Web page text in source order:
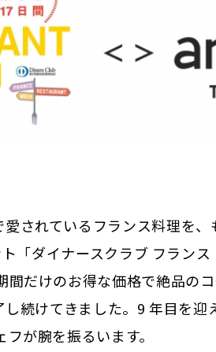
されているフランス料理を
「ダイナースクラブ フラン
間だけのお得な価格で絶品の
続けてきました。9 年目を
が腕を振るいます。